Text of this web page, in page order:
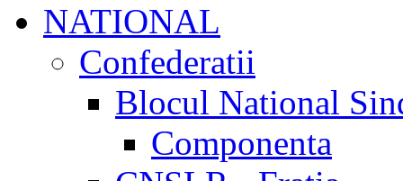
NATIONAL
Confederatii
Blocul National
Componenta